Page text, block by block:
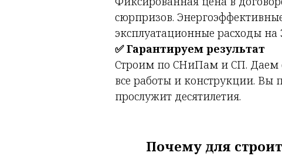
сюрпризов.
эксплуатационные расходы на
✅ Гарантируем результат
Строим по СНиПам и СП. Даем
все работы и конструкции. Вы
прослужит десятилетия.
Почему для